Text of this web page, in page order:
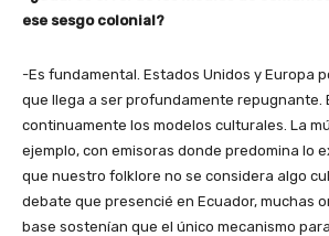
ese sesgo colonial?
-Es fundamental. Estados Unidos y Europa
que llega a ser profundamente repugnante.
continuamente los modelos culturales. La
ejemplo, con emisoras donde predomina lo
que nuestro folklore no se considera algo
debate que presencié en Ecuador, muchas
base sostenían que el único mecanismo